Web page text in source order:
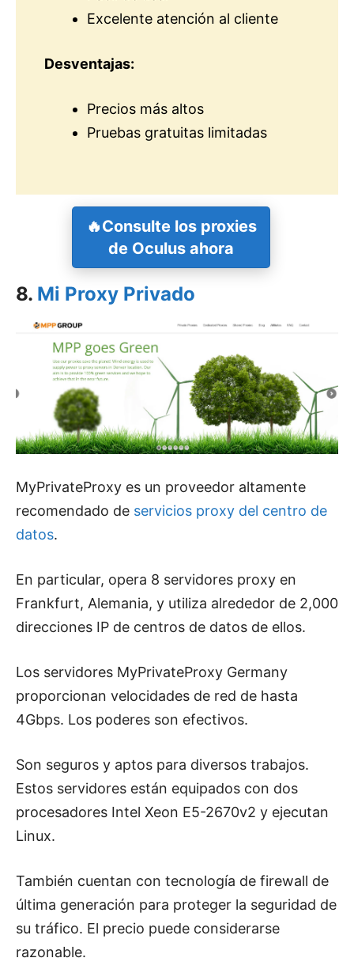
Excelente atención al cliente
Desventajas:
Precios más altos
Pruebas gratuitas limitadas
🔥Consulte los proxies
de Oculus ahora
8. Mi Proxy Privado
MyPrivateProxy es un proveedor altamente
recomendado de servicios proxy del centro de
datos.
En particular, opera 8 servidores proxy en
Frankfurt, Alemania, y utiliza alrededor de 2,000
direcciones IP de centros de datos de ellos.
Los servidores MyPrivateProxy Germany
proporcionan velocidades de red de hasta
4Gbps. Los poderes son efectivos.
Son seguros y aptos para diversos trabajos.
Estos servidores están equipados con dos
procesadores Intel Xeon E5-2670v2 y ejecutan
Linux.
También cuentan con tecnología de firewall de
última generación para proteger la seguridad de
su tráfico. El precio puede considerarse
razonable.